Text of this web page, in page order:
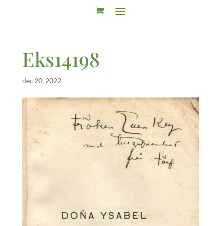
Eks14198
dec 20, 2022